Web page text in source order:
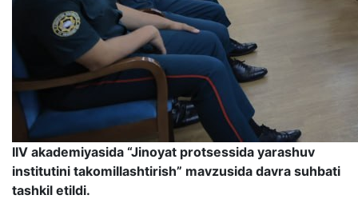
IIV akademiyasida “Jinoyat protsessida yarashuv
institutini takomillashtirish” mavzusida davra suhbati
tashkil etildi.